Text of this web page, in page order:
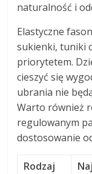
naturalność i
Elastyczne
sukienki, tuniki
priorytetem.
cieszyć się
ubrania nie
Warto również
regulowanym
dostosowanie
Rodzaj